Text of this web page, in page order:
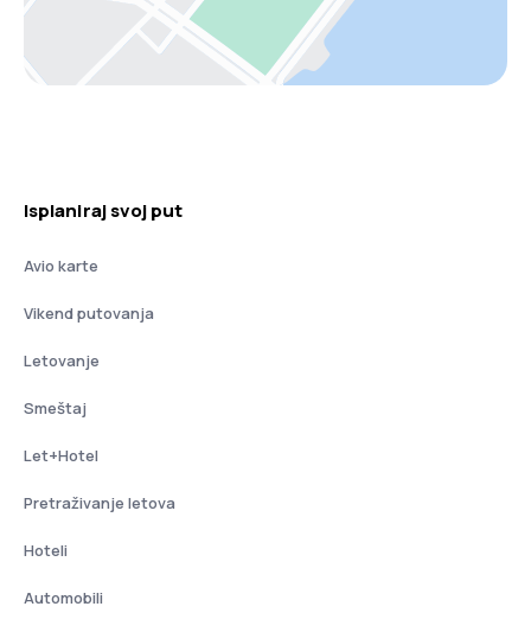
Isplaniraj svoj put
Avio karte
Vikend putovanja
Letovanje
Smeštaj
Let+Hotel
Pretraživanje letova
Hoteli
Automobili